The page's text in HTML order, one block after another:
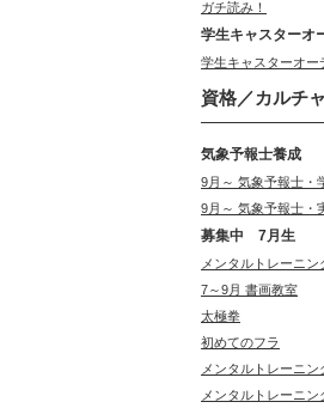
ガチ読み！
学生キャスターオ
学生キャスターオー
資格／カルチ
気象予報士養成
9月～ 気象予報士・
9月～ 気象予報士・
募集中 7月生
メンタルトレーニン
7～9月 書画教室
太極拳
初めてのフラ
メンタルトレーニン
メンタルトレーニン